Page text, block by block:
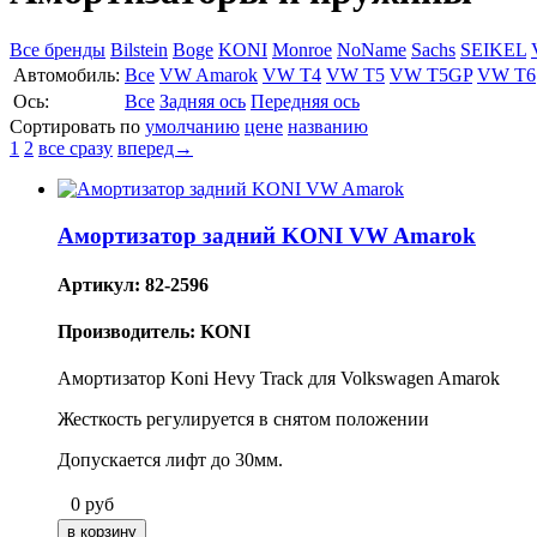
Все бренды Bilstein Boge KONI Monroe NoName Sachs SEIKEL
Автомобиль: Все VW Amarok VW T4 VW T5 VW T5GP VW T6
Ось:
Все Задняя ось Передняя ось
Сортировать по умолчанию цене названию
1 2 все сразу вперед→
Амортизатор задний KONI VW Amarok
Артикул: 82-2596
Производитель: KONI
Амортизатор Koni Hevy Track для Volkswagen Amarok
Жесткость регулируется в снятом положении
Допускается лифт до 30мм.
0 руб